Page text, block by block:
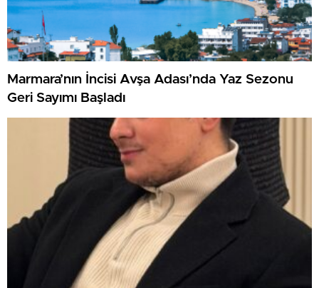
Marmara’nın İncisi Avşa Adası’nda Yaz Sezonu
Geri Sayımı Başladı